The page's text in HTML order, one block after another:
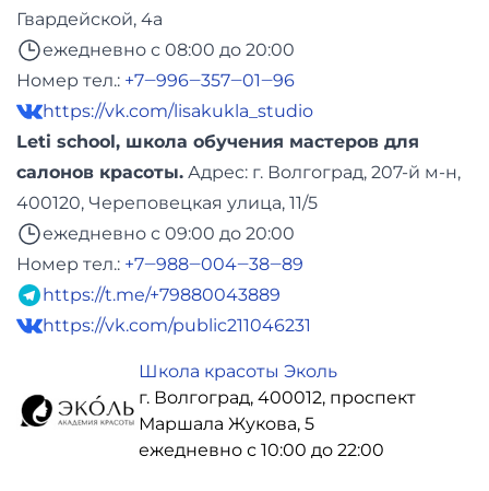
Гвардейской, 4а
ежедневно с 08:00 до 20:00
Номер тел.: +7‒996‒357‒01‒96
https://vk.com/lisakukla_studio
Leti school, школа обучения мастеров для
салонов красоты. Адреc: г. Волгоград, 207-й м-н,
400120, Череповецкая улица, 11/5
ежедневно с 09:00 до 20:00
Номер тел.: +7‒988‒004‒38‒89
https://t.me/+79880043889
https://vk.com/public211046231
Школа красоты Эколь
г. Волгоград, 400012, проспект
Маршала Жукова, 5
ежедневно с 10:00 до 22:00